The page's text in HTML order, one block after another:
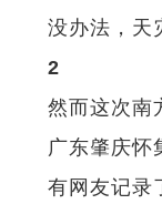
没办法，天灾
2
然而这次南方
广东肇庆怀集
有网友记录了